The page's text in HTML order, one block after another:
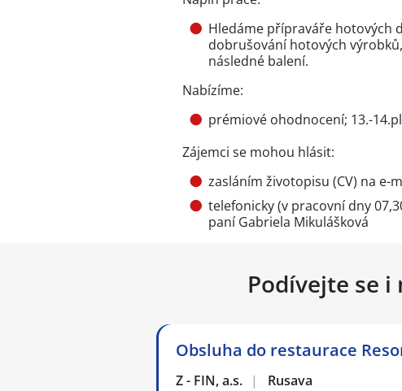
Hledáme přípraváře hotových
dobrušování hotových
následné balení.
Nabízíme:
prémiové ohodnocení; 13.-
Zájemci se mohou hlásit:
zasláním životopisu (CV) na e-
telefonicky (v pracovní dny
paní Gabriela Mikulášková
Podívejte se
Obsluha do restaurace
Z - FIN, a.s. | Rusava